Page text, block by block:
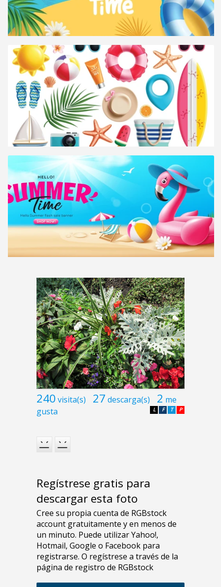
240 visita(s) 27 descarga(s) 2 me
gusta
P
T
F
L
Regístrese gratis para
descargar esta foto